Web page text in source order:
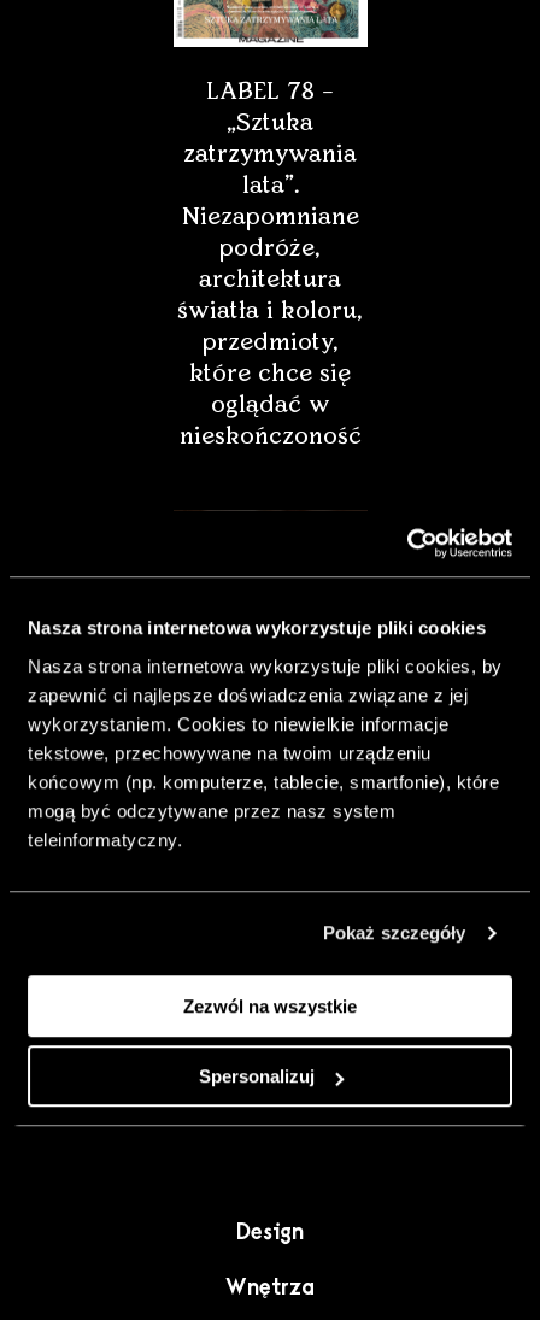
Nasza strona internetowa wykorzystuje pliki cookies
Nasza strona internetowa wykorzystuje pliki cookies, by
zapewnić ci najlepsze doświadczenia związane z jej
wykorzystaniem. Cookies to niewielkie informacje
tekstowe, przechowywane na twoim urządzeniu
końcowym (np. komputerze, tablecie, smartfonie), które
mogą być odczytywane przez nasz system
teleinformatyczny.
Pokaż szczegóły
Zezwól na wszystkie
Spersonalizuj
LABEL 78 –
„Sztuka
zatrzymywania
lata”.
Niezapomniane
podróże,
architektura
światła i koloru,
przedmioty,
które chce się
oglądać w
nieskończoność
& Living 40.
„Dom bardziej
Twój. Odważ się
urządzić go
rzemiosło jako
punkt wyjścia
do wnętrz
pełnych
charakteru”.
Design
Wnętrza